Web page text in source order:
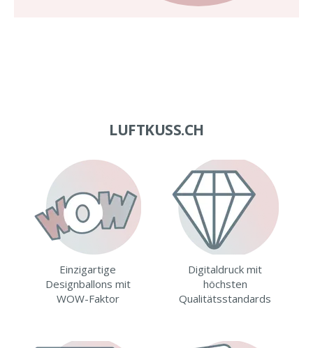
LUFTKUSS.CH
Einzigartige
Designballons mit
WOW-Faktor
Digitaldruck mit
höchsten
Qualitätsstandards